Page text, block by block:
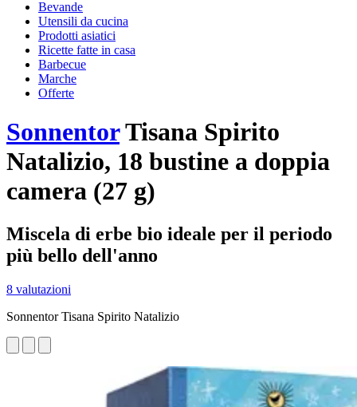
Bevande
Utensili da cucina
Prodotti asiatici
Ricette fatte in casa
Barbecue
Marche
Offerte
SonnentorTisana Spirito
Natalizio, 18 bustine a doppia
camera (27 g)
Miscela di erbe bio ideale per il periodo
più bello dell'anno
8 valutazioni
Sonnentor Tisana Spirito Natalizio